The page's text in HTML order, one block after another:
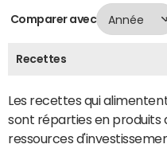
Comparer avec
Recettes
Les recettes qui
sont réparties en
ressources